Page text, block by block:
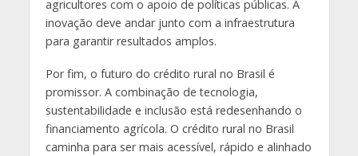
agricultores com o apoio de políticas públicas. A
inovação deve andar junto com a infraestrutura
para garantir resultados amplos.
Por fim, o futuro do crédito rural no Brasil é
promissor. A combinação de tecnologia,
sustentabilidade e inclusão está redesenhando o
financiamento agrícola. O crédito rural no Brasil
caminha para ser mais acessível, rápido e alinhado